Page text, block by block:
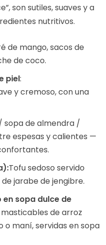
son sutiles, suaves y a
nutritivos.
de mango, sacos de
de coco.
piel:
y cremoso, con una
sopa de almendra /
espesas y calientes —
Tofu sedoso servido
jarabe de jengibre.
sopa dulce de
masticables de arroz
o maní, servidas en sopa